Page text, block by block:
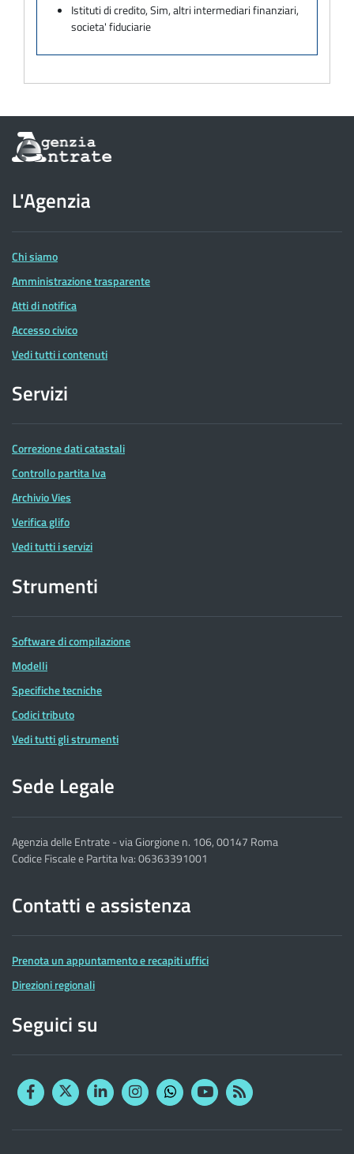
Istituti di credito, Sim, altri intermediari finanziari,
societa' fiduciarie
Informazioni
sul
dell'Agenzia
delle
Entrate
L'Agenzia
Chi siamo
Amministrazione trasparente
Atti di notifica
Accesso civico
Vedi tutti i contenuti
Servizi
Correzione dati catastali
Controllo partita Iva
Archivio Vies
Verifica glifo
Vedi tutti i servizi
Strumenti
Software di compilazione
Modelli
Specifiche tecniche
Codici tributo
Vedi tutti gli strumenti
Sede Legale
Agenzia delle Entrate - via Giorgione n. 106, 00147 Roma
Codice Fiscale e Partita Iva: 06363391001
Contatti e assistenza
Prenota un appuntamento e recapiti uffici
Direzioni regionali
Seguici su
FacebookTwitterLinkedinInstagram
YouTubeRSS